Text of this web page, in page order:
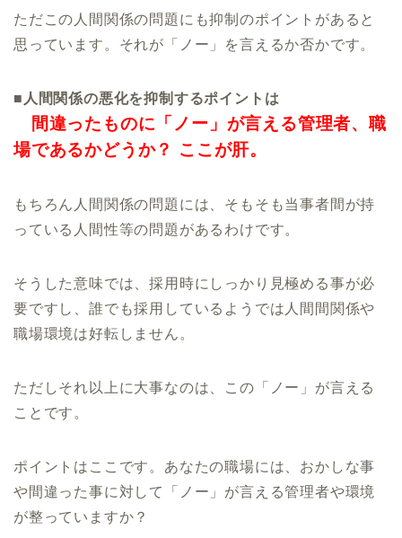
ただこの人間関係の問題にも抑制のポイントがあると
思っています。それが「ノー」を言えるか否かです。
■人間関係の悪化を抑制するポイントは
間違ったものに「ノー」が言える管理者、職
場であるかどうか？ ここが肝。
もちろん人間関係の問題には、そもそも当事者間が持
っている人間性等の問題があるわけです。
そうした意味では、採用時にしっかり見極める事が必
要ですし、誰でも採用しているようでは人間間関係や
職場環境は好転しません。
ただしそれ以上に大事なのは、この「ノー」が言える
ことです。
ポイントはここです。あなたの職場には、おかしな事
や間違った事に対して「ノー」が言える管理者や環境
が整っていますか？